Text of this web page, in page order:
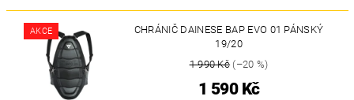
AKCE
CHRÁNIČ DAINESE BAP EVO 01 PÁNSKÝ
19/20
1 990 Kč(–20 %)
1 590 Kč